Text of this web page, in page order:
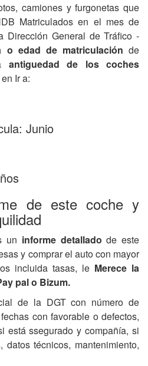
camiones y furgonetas que
Matriculados en el mes de
Dirección General de Tráfico -
o edad de matriculación de
antiguedad de los coches
Ir a:
Junio
de este coche y
un informe detalladode este
y comprar el auto con mayor
incluida tasas, le Merece la
pal o Bizum.
de la DGT con número de
con favorable o defectos,
está ssegurado y compañía, si
técnicos, mantenimiento,